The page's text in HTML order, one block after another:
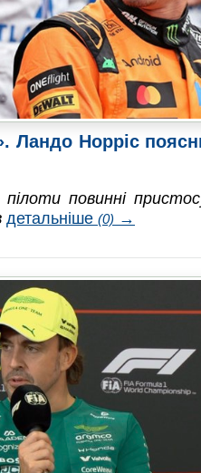
Ландо Норріс
повинні
детальніше (0) →